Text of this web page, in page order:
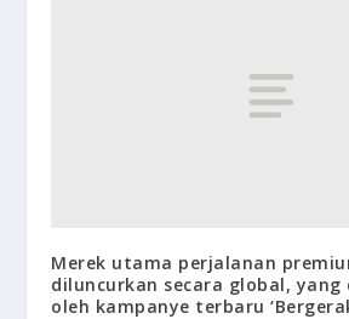
Merek utama perjalanan
diluncurkan secara global, yang
oleh kampanye terbaru